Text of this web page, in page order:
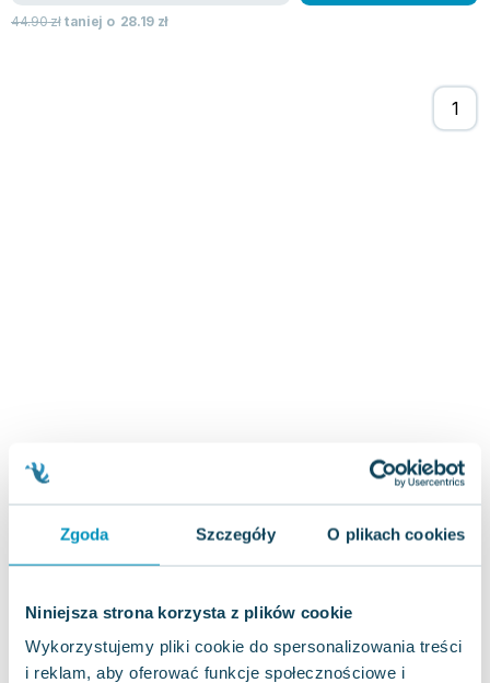
Zgoda Szczegóły O plikach cookies
Niniejsza strona korzysta z plików cookie
Wykorzystujemy pliki cookie do spersonalizowania treści
i reklam, aby oferować funkcje społecznościowe i
Marcin Meller
Maria Seweryn
Agnieszka Maciąg
Barbara Wrzesińska
Terry Pratchett
44.90złtaniej o 28.19 zł